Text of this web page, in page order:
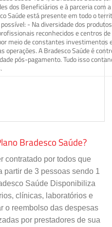
dos Beneficiários e à parceria com
Saúde está presente em todo o
- Na diversidade dos
reconhecidos e centros
meio de constantes investimentos
operações. A Bradesco Saúde é
pós-pagamento. Tudo isso
Bradesco Saúde?
contratado por todos que
partir de 3 pessoas sendo 1
Saúde Disponibiliza
clínicas, laboratórios e
o reembolso das despesas
por prestadores de sua